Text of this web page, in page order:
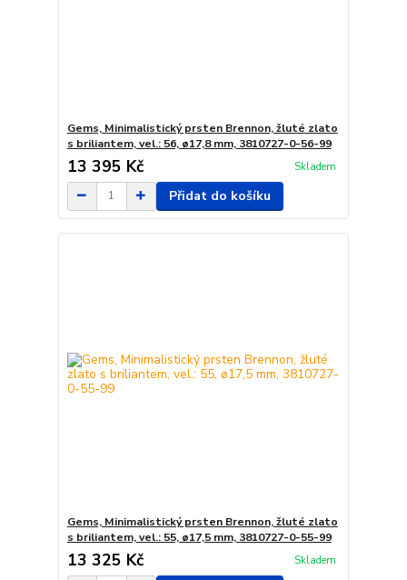
Gems, Minimalistický prsten Brennon, žluté zlato
s briliantem, vel.: 56, ø17,8 mm, 3810727-0-56-99
13 395 Kč Skladem
Přidat do košíku
Gems, Minimalistický prsten Brennon, žluté zlato
s briliantem, vel.: 55, ø17,5 mm, 3810727-0-55-99
13 325 Kč Skladem